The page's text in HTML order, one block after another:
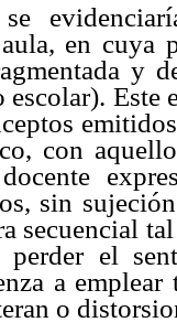
en cuya
y
escolar). Este
con
sin
secuencial
perder el
a
o